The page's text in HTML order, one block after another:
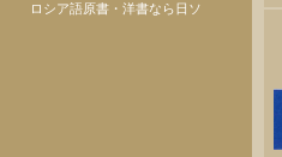
ロシア語原書・洋書なら日ソ